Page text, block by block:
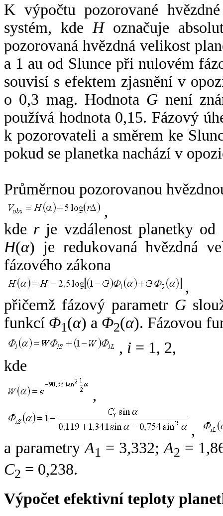
K výpočtu pozorované
systém, kde Hoznačuje
pozorovaná hvězdná velikost
a 1 au od Slunce při nulovém
souvisí s efektem zjasnění v
o 0,3 mag. Hodnota G není
používá hodnota 0,15. Fázový
k pozorovateli a směrem ke
pokud se planetka nachází v
Průměrnou pozorovanou
,
kde rje vzdálenost planetky od
H(α) je redukovaná hvězdná
fázového zákona
,
přičemž fázový parametr G
funkcí Φ1(α) a Φ2(α). Fázovou
, i = 1, 2,
kde
,
,
a parametryA1 = 3,332;A2 =
C2 = 0,238.
Výpočet efektivní teploty